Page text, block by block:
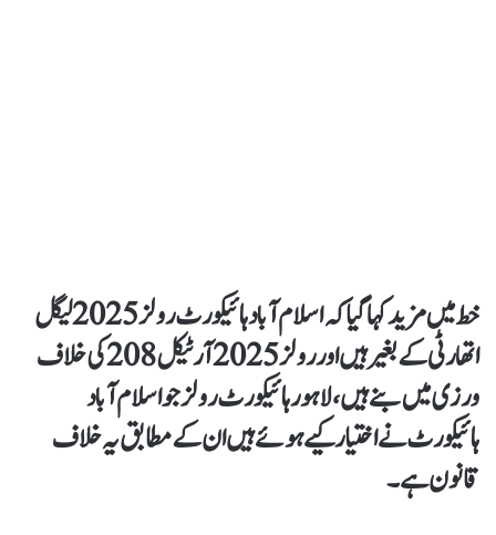
خط میں مزید کہا گیاکہ اسلام آباد ہائیکورٹ رولز2025 لیگل
اتھارٹی کے بغیر ہیں اور رولز 2025 آرٹیکل 208 کی خلاف
ورزی میں بنے ہیں،لاہورہائیکورٹ رولز جو اسلام آباد
ہائیکورٹ نے اختیارکیے ہوئے ہیں ان کے مطابق یہ خلاف
قانون ہے۔